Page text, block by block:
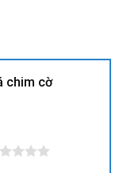
chim cờ